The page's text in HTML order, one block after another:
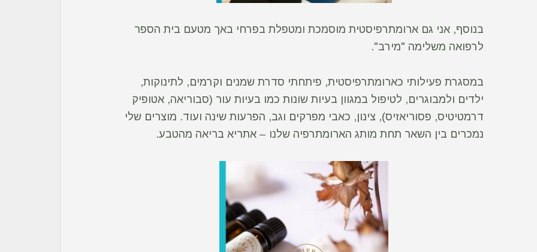
בנוסף, אני גם ארומתרפיסטית מוסמכת ומטפלת בפרחי באך מטעם בית הספר
לרפואה משלימה "מירב".
במסגרת פעילותי כארומתרפיסטית, פיתחתי סדרת שמנים וקרמים, לתינוקות,
ילדים ולמבוגרים, לטיפול במגוון בעיות שונות כמו בעיות עור (סבוריאה, אטופיק
דרמטיטיס, פסוריאזיס), צינון, כאבי מפרקים וגב, הפרעות שינה ועוד. מוצרים שלי
נמכרים בין השאר תחת מותג הארומתרפיה שלנו – אתריא בריאה מהטבע.